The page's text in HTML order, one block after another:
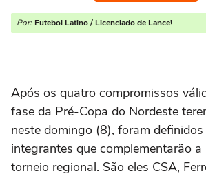
Por: Futebol Latino / Licenciado de Lance!
Após os quatro compromissos
fase da Pré-Copa do Nordeste
neste domingo (8), foram
integrantes que complementarão
torneio regional. São eles CSA,